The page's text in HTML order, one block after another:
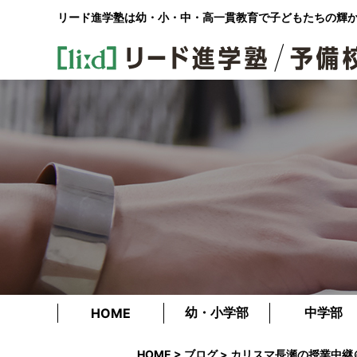
リード進学塾は幼・小・中・高一貫教育で子どもたちの輝
HOME 幼・小学部 中学部
HOME > ブログ> カリスマ長瀬の授業中継